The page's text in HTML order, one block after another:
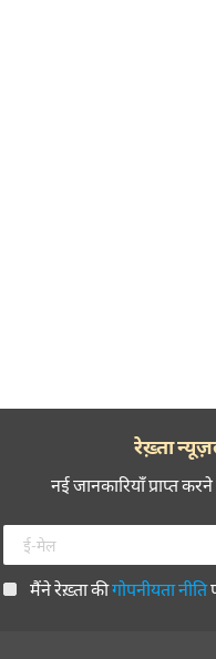
रेख़्ता
नई जानकारियाँ प्राप्त
मैंने रेख़्ता कीगोपनीयता नीति